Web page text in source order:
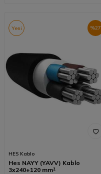
%27
Yeni
HES Kablo
Hes NAYY (YAVV) Kablo
3x240+120 mm²